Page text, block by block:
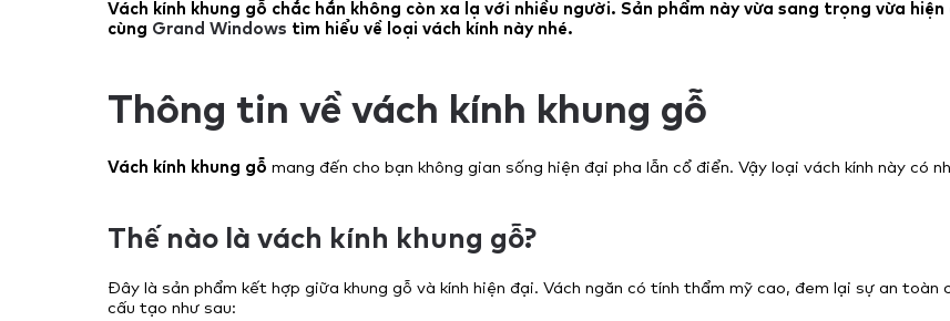
Vách kính khung gỗ chắc hẳn không còn xa lạ với nhiều người. Sản phẩm này vừa sang trọng vừa
cùng Grand Windows tìm hiểu về loại vách kính này nhé.
Thông tin về vách kính khung gỗ
Vách kính khung gỗ mang đến cho bạn không gian sống hiện đại pha lẫn cổ điển. Vậy loại vách kính này có
Thế nào là vách kính khung gỗ?
Đây là sản phẩm kết hợp giữa khung gỗ và kính hiện đại. Vách ngăn có tính thẩm mỹ cao, đem lại sự an toàn
cấu tạo như sau: